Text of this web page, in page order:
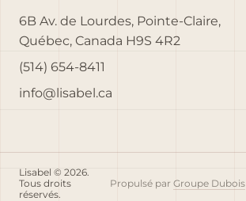
6B Av. de Lourdes, Pointe-Claire,
Québec, Canada H9S 4R2
(514) 654-8411
info@lisabel.ca
Lisabel © 2026.
Tous droits
réservés.
Propulsé par Groupe Dubois